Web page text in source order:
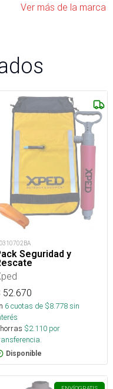
Ver más de la marca
Seguridad y
52.670
6cuotas de $8.778sin
$2.110 por
Disponible